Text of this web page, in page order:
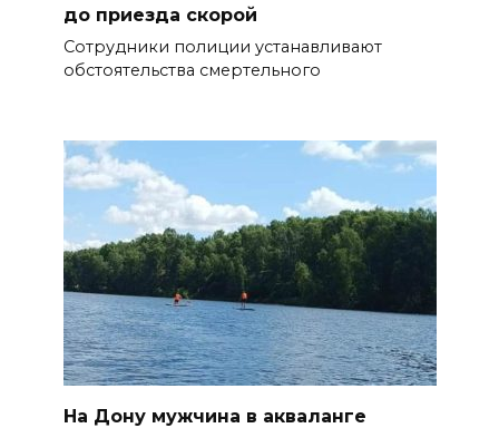
до приезда скорой
Сотрудники полиции устанавливают
обстоятельства смертельного
На Дону мужчина в акваланге